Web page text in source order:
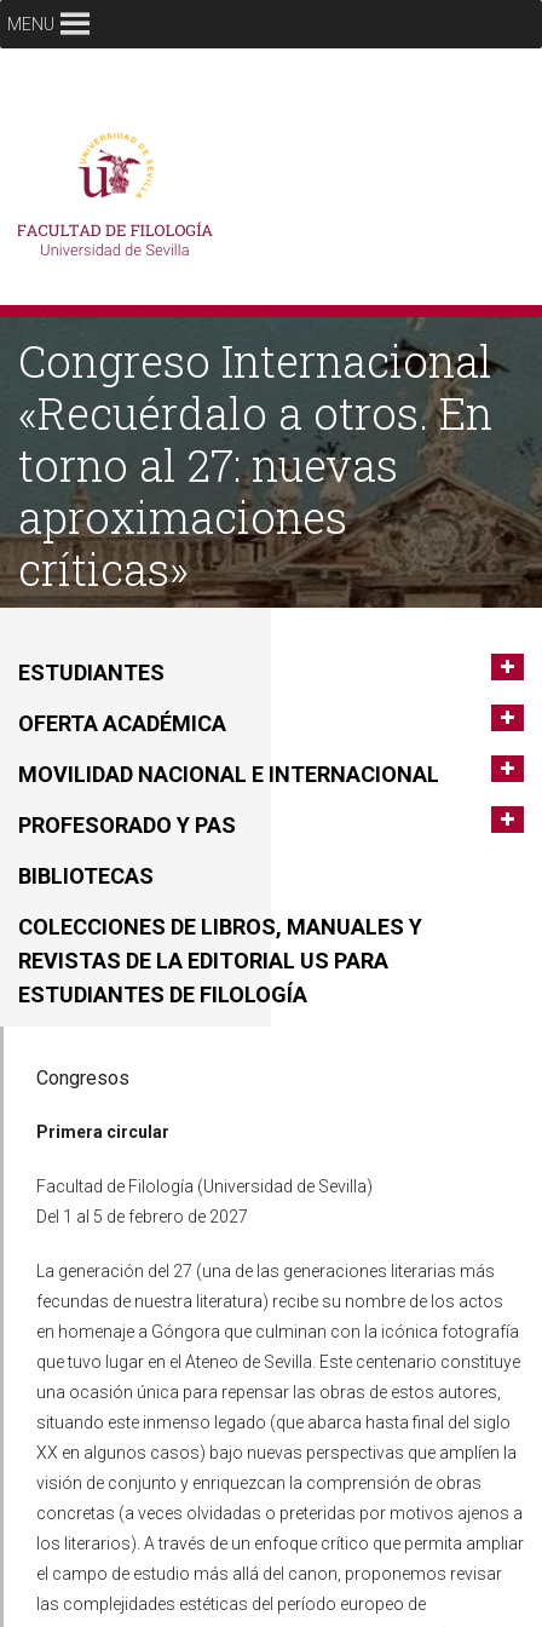
MENU
Congreso Internacional
«Recuérdalo a otros. En
torno al 27: nuevas
aproximaciones
críticas»
ESTUDIANTES
OFERTA ACADÉMICA
MOVILIDAD NACIONAL E INTERNACIONAL
PROFESORADO Y PAS
BIBLIOTECAS
COLECCIONES DE LIBROS, MANUALES Y
REVISTAS DE LA EDITORIAL US PARA
ESTUDIANTES DE FILOLOGÍA
Congresos
Primera circular
Facultad de Filología (Universidad de Sevilla)
Del 1 al 5 de febrero de 2027
La generación del 27 (una de las generaciones literarias más
fecundas de nuestra literatura) recibe su nombre de los actos
en homenaje a Góngora que culminan con la icónica fotografía
que tuvo lugar en el Ateneo de Sevilla. Este centenario constituye
una ocasión única para repensar las obras de estos autores,
situando este inmenso legado (que abarca hasta final del siglo
XX en algunos casos) bajo nuevas perspectivas que amplíen la
visión de conjunto y enriquezcan la comprensión de obras
concretas (a veces olvidadas o preteridas por motivos ajenos a
los literarios). A través de un enfoque crítico que permita ampliar
el campo de estudio más allá del canon, proponemos revisar
las complejidades estéticas del período europeo de